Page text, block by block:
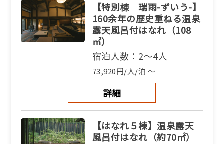
【特別棟 瑞雨-ずいう-】
160余年の歴史重ねる温泉
露天風呂付はなれ（108
㎡）
宿泊人数：2～4人
73,920円/人/泊 ～
詳細
【はなれ５棟】温泉露天
風呂付はなれ（約70㎡）